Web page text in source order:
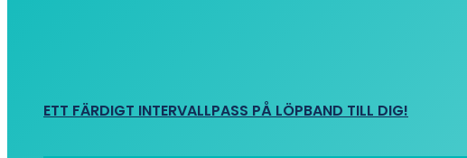
ETT FÄRDIGT INTERVALLPASS PÅ LÖPBAND TILL DIG!